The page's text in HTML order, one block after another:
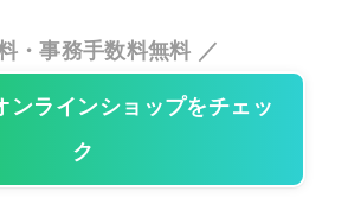
・事務手数料無料 ／
ンラインショップをチェッ
ク